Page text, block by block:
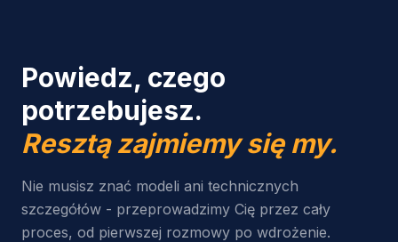
Powiedz, czego
potrzebujesz.
Resztą zajmiemy się my.
Nie musisz znać modeli ani technicznych
szczegółów - przeprowadzimy Cię przez cały
proces, od pierwszej rozmowy po wdrożenie.